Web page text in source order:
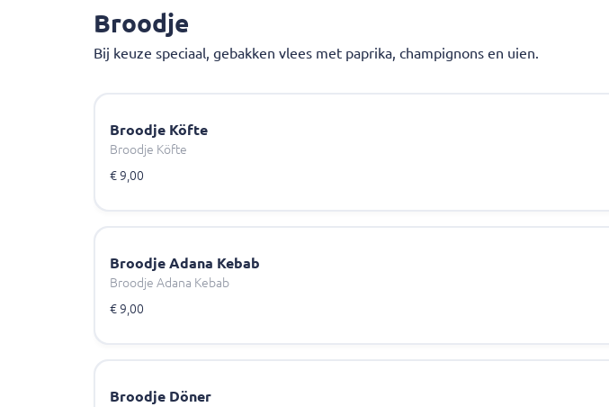
Broodje
Bij keuze speciaal, gebakken vlees met paprika, champignons en uien.
Broodje Köfte
Broodje Köfte
€ 9,00
Broodje Adana Kebab
Broodje Adana Kebab
€ 9,00
Broodje Döner